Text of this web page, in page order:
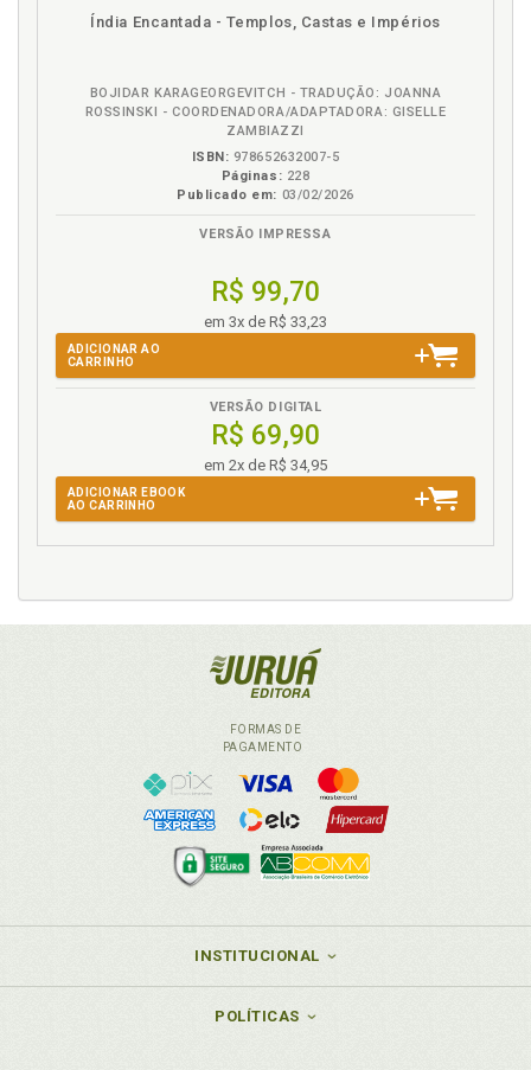
disponívelDisponível
na
Índia Encantada - Templos, Castas e Impérios
BOJIDAR KARAGEORGEVITCH - TRADUÇÃO: JOANNA
ROSSINSKI - COORDENADORA/ADAPTADORA: GISELLE
ZAMBIAZZI
ISBN: 978652632007-5
Páginas: 228
Publicado em: 03/02/2026
VERSÃO IMPRESSA
R$ 99,70
em 3x de R$ 33,23
ADICIONAR AO
CARRINHO
VERSÃO DIGITAL
R$ 69,90
em 2x de R$ 34,95
ADICIONAR EBOOK
AO CARRINHO
FORMAS DE
PAGAMENTO
INSTITUCIONAL
POLÍTICAS